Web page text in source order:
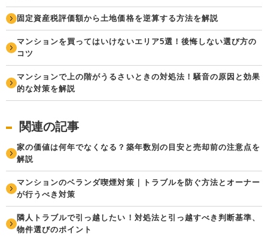
固定資産税評価額から土地価格を逆算する方法を解説
マンションを買ってはいけないエリア5選！後悔しない選び方の
コツ
マンションで上の階がうるさいときの対処法！騒音の原因と効果
的な対策を解説
関連の記事
家の価値は何年でなくなる？築年数別の目安と売却前の注意点を
解説
マンションのベランダ喫煙対策｜トラブルを防ぐ方法とオーナー
が行うべき対策
隣人トラブルで引っ越したい！対処法と引っ越すべき判断基準、
物件選びのポイント